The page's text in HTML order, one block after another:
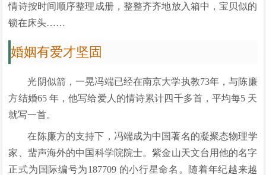
情诗按时间顺序整理成册，整整齐齐地放入箱中，宝贝似的
锁在床头……
婚姻有爱才坚固
光阴似箭，一晃冯端已经在南京大学执教73年，与陈廉
方结婚65 年，他写给爱人的情诗累计四千多首，平均每5 天
就写一首。
在陈廉方的支持下，冯端成为中国著名的凝聚态物理学
家、蜚声海外的中国科学院院士。紫金山天文台用他的名字
正式为国际编号为187709 的小行星命名。随着年纪越来越